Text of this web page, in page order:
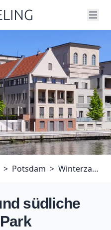
Potsdam Winterzauber und südliche Architektur im Park Sanssouci
südliche